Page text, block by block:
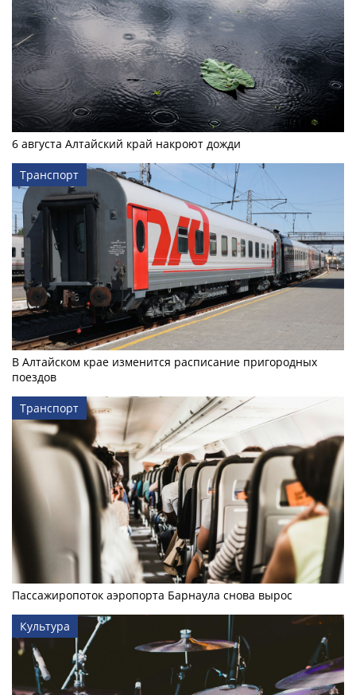
6 августа Алтайский край накроют дожди
Транспорт
В Алтайском крае изменится расписание пригородных
поездов
Транспорт
Пассажиропоток аэропорта Барнаула снова вырос
Культура